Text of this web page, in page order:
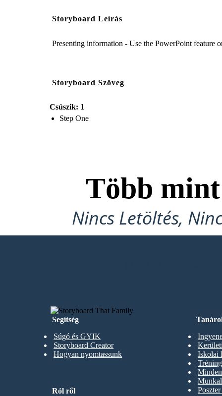
Storyboard Leírás
Presenting information - Use the PowerPoint feature
Storyboard Szöveg
Csúszik: 1
Step One
Több
Nincs Letöltés,
Segítség
Súgó és GYIK
Storyboard Creator
Hogyan nyomtassunk
Iskolai
Ról ről